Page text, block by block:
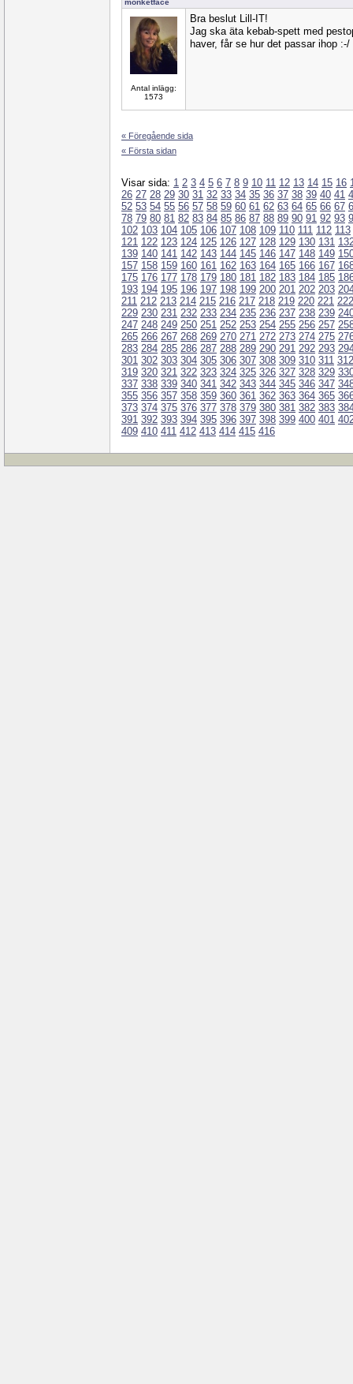
monketface
Antal inlägg:
1573
Bra beslut Lill-IT!
Jag ska äta kebab-spett med
haver, får se hur det passar ihop :-/
« Föregående sida
« Första sidan
Visar sida: 1 2 3 4 5 6 7 8 9 10 11 12 13 14 15 16
26 27 28 29 30 31 32 33 34 35 36 37 38 39 40 41
52 53 54 55 56 57 58 59 60 61 62 63 64 65 66 67
78 79 80 81 82 83 84 85 86 87 88 89 90 91 92 93
102 103 104 105 106 107 108 109 110 111 112 113
121 122 123 124 125 126 127 128 129 130 131
139 140 141 142 143 144 145 146 147 148 149
157 158 159 160 161 162 163 164 165 166 167
175 176 177 178 179 180 181 182 183 184 185
193 194 195 196 197 198 199 200 201 202 203
211 212 213 214 215 216 217 218 219 220 221 222
229 230 231 232 233 234 235 236 237 238 239
247 248 249 250 251 252 253 254 255 256 257
265 266 267 268 269 270 271 272 273 274 275
283 284 285 286 287 288 289 290 291 292 293
301 302 303 304 305 306 307 308 309 310 311 312
319 320 321 322 323 324 325 326 327 328 329
337 338 339 340 341 342 343 344 345 346 347
355 356 357 358 359 360 361 362 363 364 365
373 374 375 376 377 378 379 380 381 382 383
391 392 393 394 395 396 397 398 399 400 401
409 410 411 412 413 414 415 416